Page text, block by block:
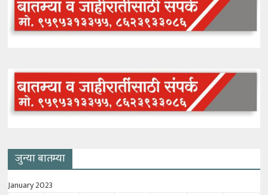
जुन्या बातम्या
January 2023